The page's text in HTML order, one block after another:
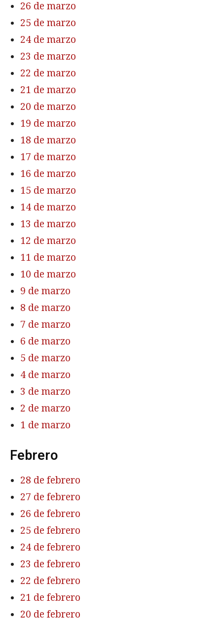
26 de marzo
25 de marzo
24 de marzo
23 de marzo
22 de marzo
21 de marzo
20 de marzo
19 de marzo
18 de marzo
17 de marzo
16 de marzo
15 de marzo
14 de marzo
13 de marzo
12 de marzo
11 de marzo
10 de marzo
9 de marzo
8 de marzo
7 de marzo
6 de marzo
5 de marzo
4 de marzo
3 de marzo
2 de marzo
1 de marzo
Febrero
28 de febrero
27 de febrero
26 de febrero
25 de febrero
24 de febrero
23 de febrero
22 de febrero
21 de febrero
20 de febrero